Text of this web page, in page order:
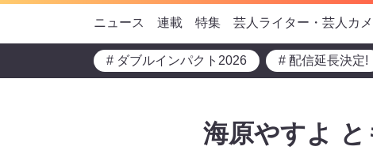
ニュース 連載 特集 芸人ライター・芸人カ
# ダブルインパクト2026 # 配信延長決定!
海原やすよ と